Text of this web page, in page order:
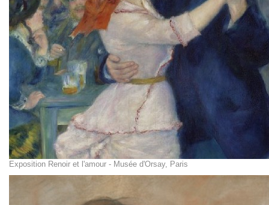
Exposition Renoir et l'amour - Musée d'Orsay, Paris